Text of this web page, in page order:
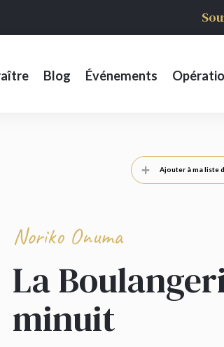
Blog Événements
Ajouter à ma liste
Noriko Onuma
La
minuit